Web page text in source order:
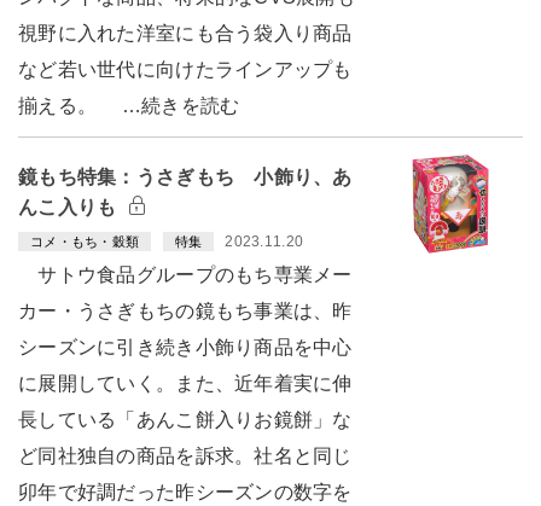
視野に入れた洋室にも合う袋入り商品
など若い世代に向けたラインアップも
揃える。 …続きを読む
鏡もち特集：うさぎもち 小飾り、あ
んこ入りも
コメ・もち・穀類 特集 2023.11.20
サトウ食品グループのもち専業メー
カー・うさぎもちの鏡もち事業は、昨
シーズンに引き続き小飾り商品を中心
に展開していく。また、近年着実に伸
長している「あんこ餅入りお鏡餅」な
ど同社独自の商品を訴求。社名と同じ
卯年で好調だった昨シーズンの数字を